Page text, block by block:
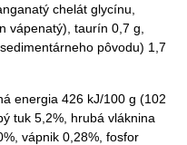
chelát glycínu,
vápenatý), taurín 0,7 g,
pôvodu) 1,7
energia 426 kJ/100 g (102
tuk 5,2%, hrubá vláknina
vápnik 0,28%, fosfor